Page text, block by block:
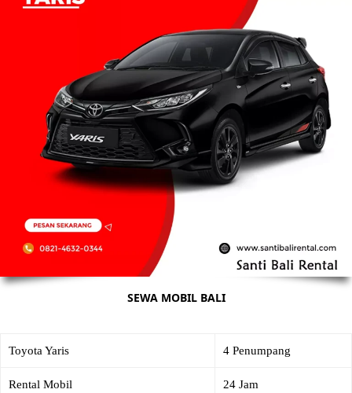
SEWA MOBIL BALI
Toyota Yaris 4 Penumpang
Rental Mobil 24 Jam